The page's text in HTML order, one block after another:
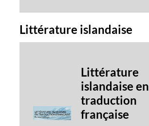
Littérature islandaise
Littérature
islandaise en
traduction
française